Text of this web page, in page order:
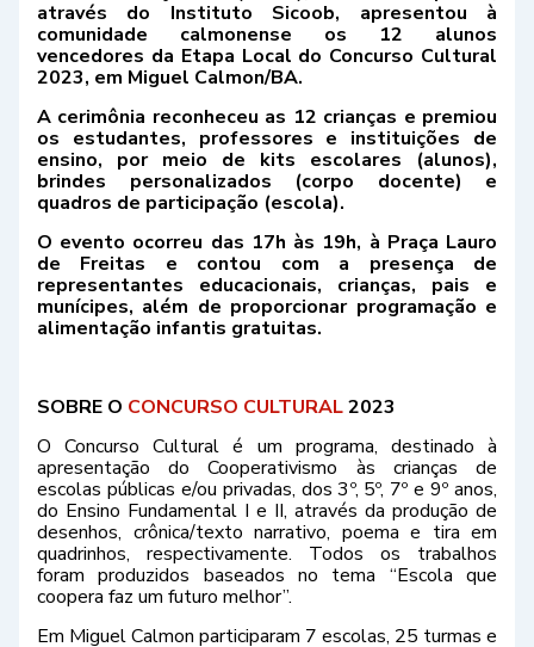
através do Instituto Sicoob, apresentou à
comunidade calmonense os 12 alunos
vencedores da Etapa Local do Concurso Cultural
2023, em Miguel Calmon/BA.
A cerimônia reconheceu as 12 crianças e premiou
os estudantes, professores e instituições de
ensino, por meio de kits escolares (alunos),
brindes personalizados (corpo docente) e
quadros de participação (escola).
O evento ocorreu das 17h às 19h, à Praça Lauro
de Freitas e contou com a presença de
representantes educacionais, crianças, pais e
munícipes, além de proporcionar programação e
alimentação infantis gratuitas.
SOBRE O CONCURSO CULTURAL2023
O Concurso Cultural é um programa, destinado à
apresentação do Cooperativismo às crianças de
escolas públicas e/ou privadas, dos 3º, 5º, 7º e 9º anos,
do Ensino Fundamental I e II, através da produção de
desenhos, crônica/texto narrativo, poema e tira em
quadrinhos, respectivamente. Todos os trabalhos
foram produzidos baseados no tema “Escola que
coopera faz um futuro melhor”.
Em Miguel Calmon participaram 7 escolas, 25 turmas e